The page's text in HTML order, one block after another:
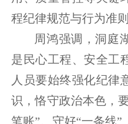
程纪律规范与行为准则
周鸿强调，洞庭
是民心工程、安全工
人员要始终强化纪律
识，恪守政治本色，
笔账”、守好“一条线